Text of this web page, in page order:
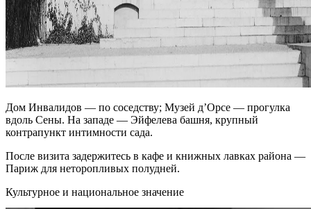
Дом Инвалидов — по соседству; Музей д’Орсе — прогулка
вдоль Сены. На западе — Эйфелева башня, крупный
контрапункт интимности сада.
После визита задержитесь в кафе и книжных лавках района —
Париж для неторопливых полудней.
Культурное и национальное значение